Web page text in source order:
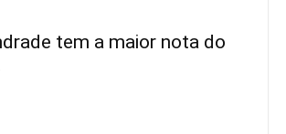
tem a maior nota do